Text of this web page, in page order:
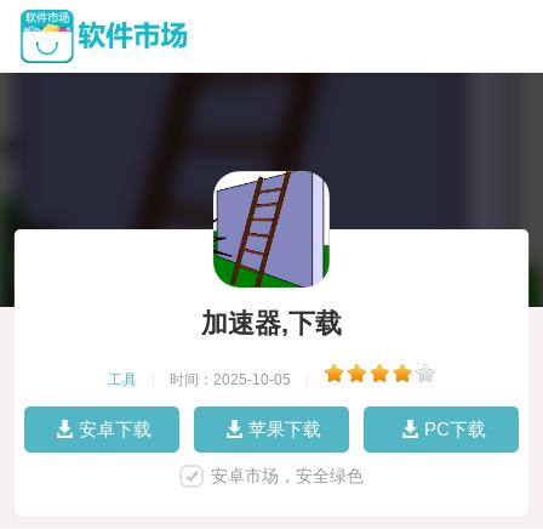
加速器,下载
工具 时间：2025-10-05
安卓下载 苹果下载 PC下载
安卓市场，安全绿色